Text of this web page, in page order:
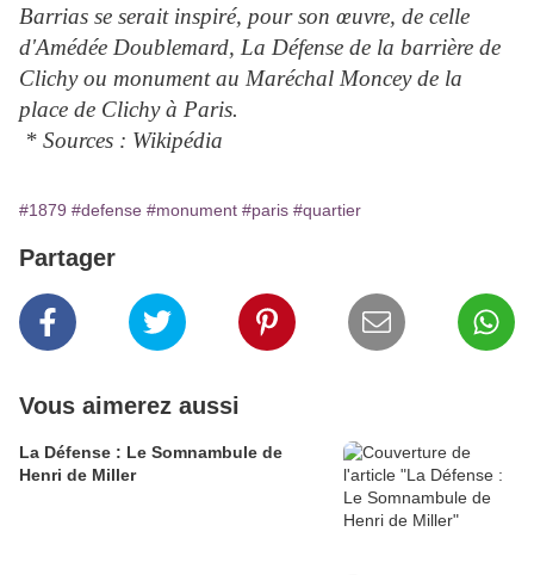
Barrias se serait inspiré, pour son œuvre, de celle
d'Amédée Doublemard, La Défense de la barrière de
Clichy ou monument au Maréchal Moncey de la
place de Clichy à Paris.
* Sources : Wikipédia
#1879 #defense #monument #paris #quartier
Partager
Vous aimerez aussi
La Défense : Le Somnambule de
Henri de Miller